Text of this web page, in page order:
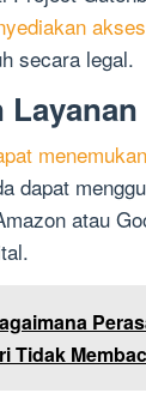
secara legal.
dapat
atau
Tidak